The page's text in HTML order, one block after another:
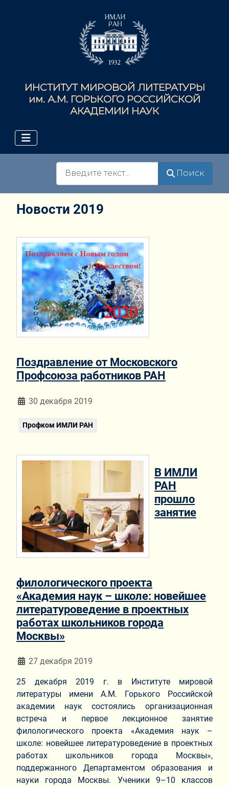
ИНСТИТУТ МИРОВОЙ ЛИТЕРАТУРЫ
им. А.М. ГОРЬКОГО РОССИЙСКОЙ
АКАДЕМИИ НАУК
Поиск
Новости 2019
Поздравление от Московского
Профсоюза работников РАН
Информация о материале
30 декабря 2019
Профком ИМЛИ РАН
В ИМЛИ
РАН
прошло
занятие
филологического проекта
«Академия наук – школе: новейшее
литературоведение в проектных
работах школьников города
Москвы»
Информация о материале
27 декабря 2019
25 декабря 2019 г. в Институте мировой
литературы имени А.М. Горького Российской
академии наук состоялись организационная
встреча и первое лекционное занятие
филологического проекта «Академия наук –
школе: новейшее литературоведение в проектных
работах школьников города Москвы»,
поддержанного Департаментом образования и
науки города Москвы. Ученики 9–10 классов